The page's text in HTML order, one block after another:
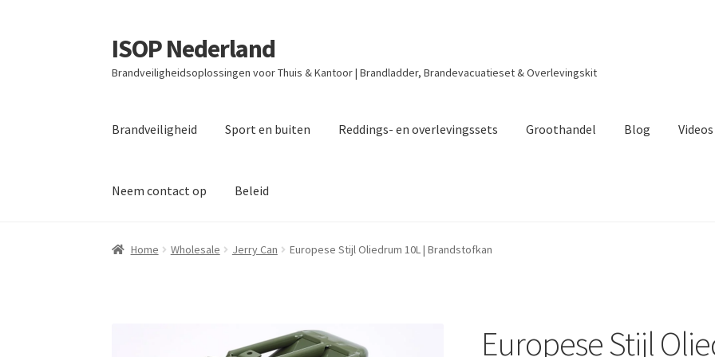
Ga
door
naar
Ga
naar
de
ISOP Nederland
Brandveiligheidsoplossingen voor Thuis & Kantoor | Brandladder, Brandevacuatieset & Overlevingskit
Brandveiligheid Sport en buiten Reddings- en overlevingssets Groothandel Blog Videos
Neem contact op Beleid
Home Wholesale Jerry Can Europese Stijl Oliedrum 10L | Brandstofkan
Europese Stijl